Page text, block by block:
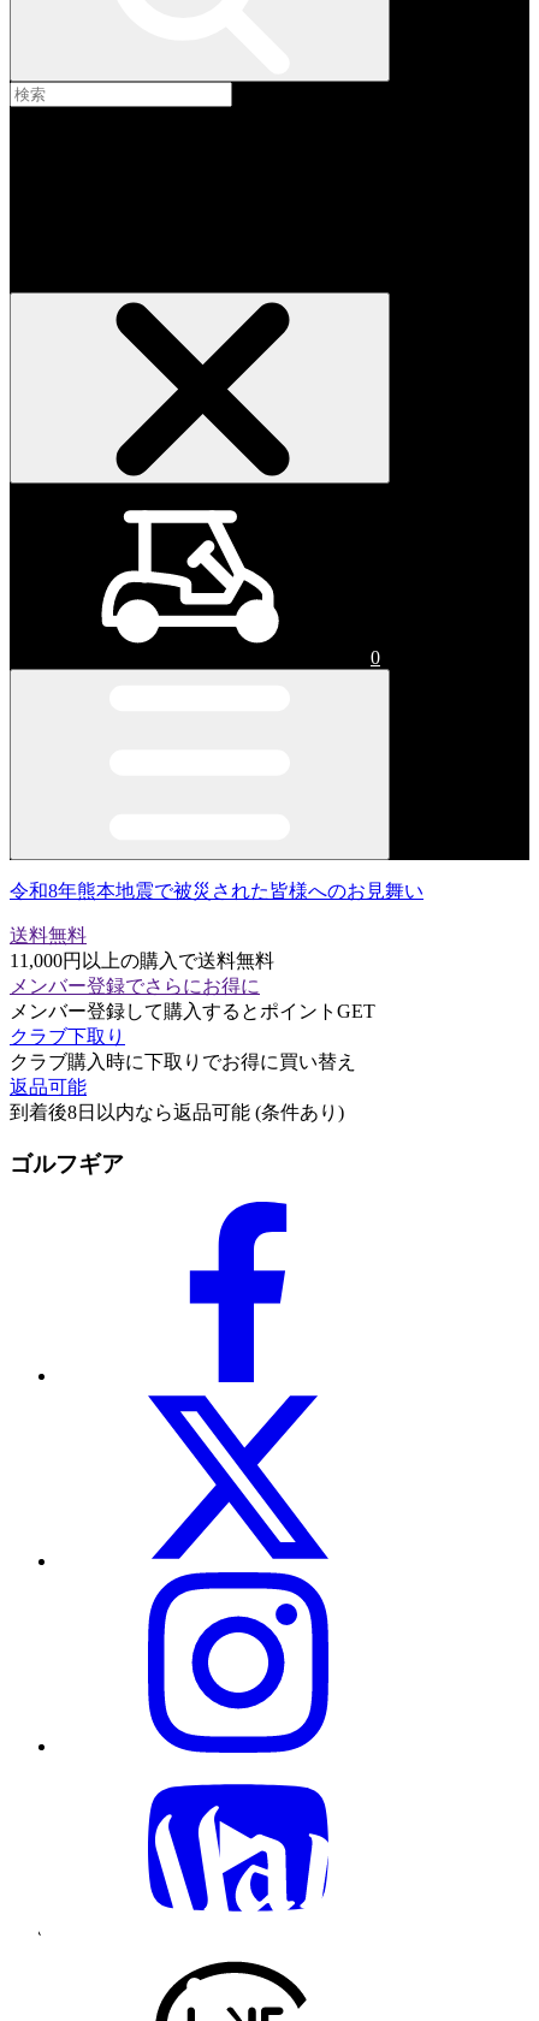
0
令和8年熊本地震で被災された皆様へのお見舞い
送料無料
11,000円以上の購入で送料無料
メンバー登録でさらにお得に
メンバー登録して購入するとポイントGET
クラブ下取り
クラブ購入時に下取りでお得に買い替え
返品可能
到着後8日以内なら返品可能 (条件あり)
ゴルフギア